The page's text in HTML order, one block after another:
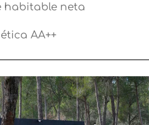
habitable neta
AA++